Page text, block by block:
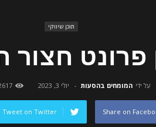
תוכן שיווקי
פרונט חצור
על ידי המומחים בהסעות - יולי 3, 2023
Share on
Tweet on Twitter